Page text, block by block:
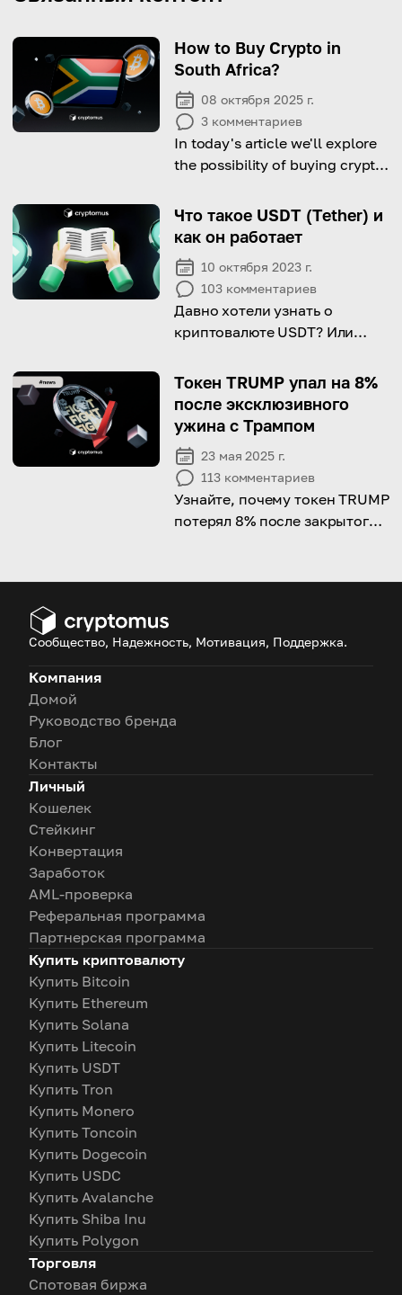
How to Buy Crypto in
South Africa?
08 октября 2025 г.
3 комментариев
In today's article we'll explore
the possibility of buying crypto
Что такое USDT (Tether) и
как он работает
10 октября 2023 г.
103 комментариев
Давно хотели узнать о
криптовалюте USDT? Или
начать работать с Tether?
Отлично! Мы поможем вам
разобраться в этих вопросах
Токен TRUMP упал на 8%
после эксклюзивного
ужина с Трампом
23 мая 2025 г.
113 комментариев
Узнайте, почему токен TRUMP
потерял 8% после закрытого
Сообщество, Надежность, Мотивация, Поддержка.
Компания
Домой
Руководство бренда
Блог
Контакты
Личный
Кошелек
Стейкинг
Конвертация
Заработок
AML-проверка
Реферальная программа
Партнерская программа
Купить криптовалюту
Купить Bitcoin
Купить Ethereum
Купить Solana
Купить Litecoin
Купить USDT
Купить Tron
Купить Monero
Купить Toncoin
Купить Dogecoin
Купить USDC
Купить Avalanche
Купить Shiba Inu
Купить Polygon
Торговля
Спотовая биржа